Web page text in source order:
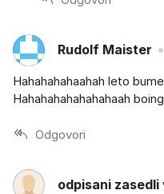
Rudolf Maister
Hahahahahaahah leto
Hahahahahahahahaah
Odgovori
odpisani zasedli